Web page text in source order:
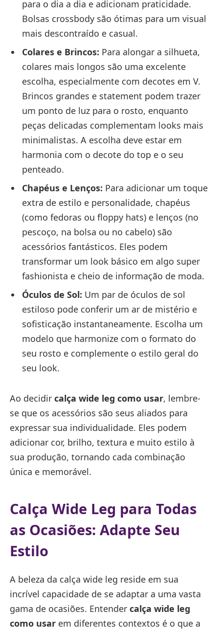
para o dia a dia e adicionam praticidade.
Bolsas crossbody são ótimas para um visual
mais descontraído e casual.
Colares e Brincos: Para alongar a silhueta,
colares mais longos são uma excelente
escolha, especialmente com decotes em V.
Brincos grandes e statement podem trazer
um ponto de luz para o rosto, enquanto
peças delicadas complementam looks mais
minimalistas. A escolha deve estar em
harmonia com o decote do top e o seu
penteado.
Chapéus e Lenços: Para adicionar um toque
extra de estilo e personalidade, chapéus
(como fedoras ou floppy hats) e lenços (no
pescoço, na bolsa ou no cabelo) são
acessórios fantásticos. Eles podem
transformar um look básico em algo super
fashionista e cheio de informação de moda.
Óculos de Sol: Um par de óculos de sol
estiloso pode conferir um ar de mistério e
sofisticação instantaneamente. Escolha um
modelo que harmonize com o formato do
seu rosto e complemente o estilo geral do
seu look.
Ao decidir calça wide leg como usar, lembre-
se que os acessórios são seus aliados para
expressar sua individualidade. Eles podem
adicionar cor, brilho, textura e muito estilo à
sua produção, tornando cada combinação
única e memorável.
Calça Wide Leg para Todas
as Ocasiões: Adapte Seu
Estilo
A beleza da calça wide leg reside em sua
incrível capacidade de se adaptar a uma vasta
gama de ocasiões. Entender calça wide leg
como usar em diferentes contextos é o que a